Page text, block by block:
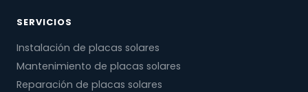
SERVICIOS
Instalación de placas solares
Mantenimiento de placas solares
Reparación de placas solares